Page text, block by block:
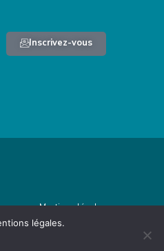
Inscrivez-vous
Mentions légales
légales.